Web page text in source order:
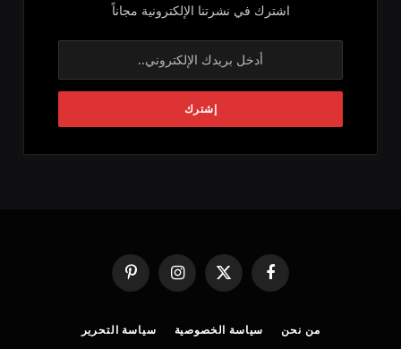
اشترك في نشرتنا الإلكترونية مجاناً
فيسبوك
X
(Twitter)
الانستغرامبينتيريست
من نحن سياسة الخصوصية سياسة التحرير